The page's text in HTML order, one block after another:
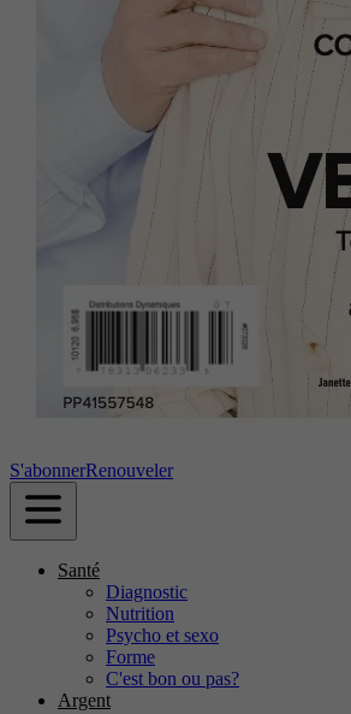
S'abonnerRenouveler
Santé
Diagnostic
Nutrition
Psycho et sexo
Forme
C'est bon ou pas?
Argent